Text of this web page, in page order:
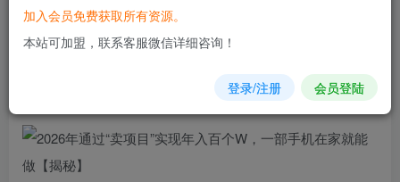
您当前未登录！建议登陆后购买，可保存购买订单
加入会员免费获取所有资源。
本站可加盟，联系客服微信详细咨询！
登录/注册 会员登陆